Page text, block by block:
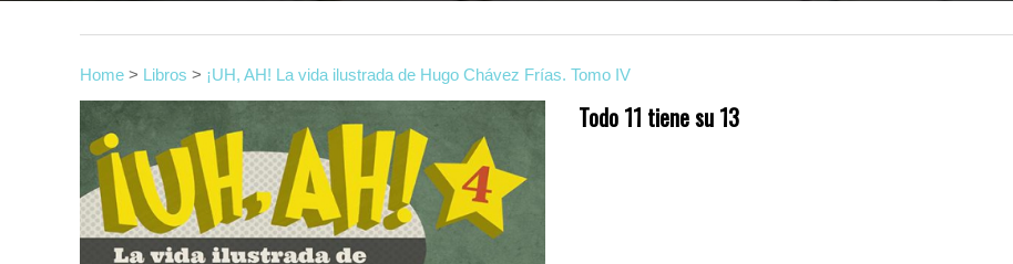
Home > Libros > ¡UH, AH! La vida ilustrada de Hugo Chávez Frías. Tomo IV
Todo 11 tiene su 13